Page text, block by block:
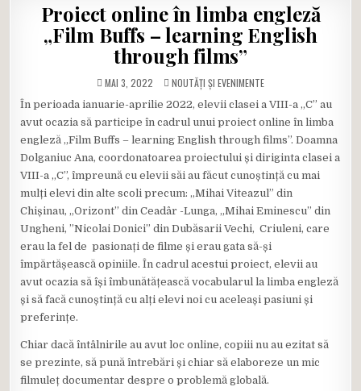
Proiect online în limba engleză
„Film Buffs – learning English
through films”
MAI 3, 2022 POSTED
IN
NOUTĂȚI ȘI EVENIMENTE
În perioada ianuarie-aprilie 2022, elevii clasei a VIII-a „C” au
avut ocazia să participe în cadrul unui proiect online în limba
engleză „Film Buffs – learning English through films”. Doamna
Dolganiuc Ana, coordonatoarea proiectului și diriginta clasei a
VIII-a „C”, împreună cu elevii săi au făcut cunoștință cu mai
mulți elevi din alte scoli precum: „Mihai Viteazul” din
Chișinau, „Orizont” din Ceadâr -Lunga, „Mihai Eminescu” din
Ungheni, ”Nicolai Donici” din Dubăsarii Vechi, Criuleni, care
erau la fel de pasionați de filme și erau gata să-și
împărtășească opiniile. În cadrul acestui proiect, elevii au
avut ocazia să își îmbunătățească vocabularul la limba engleză
și să facă cunoștință cu alți elevi noi cu aceleași pasiuni și
preferințe.
Chiar dacă întâlnirile au avut loc online, copiii nu au ezitat să
se prezinte, să pună întrebări și chiar să elaboreze un mic
filmuleț documentar despre o problemă globală.